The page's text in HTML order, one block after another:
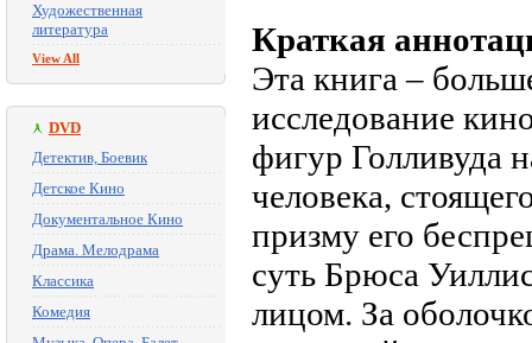
Художественная
литература
View All
DVD
Детектив, Боевик
Детское Кино
Документальное Кино
Драма. Мелодрама
Классика
Комедия
Краткая
Эта книга –
исследование
фигур Голливуда
человека,
призму его
суть Брюса
лицом. За